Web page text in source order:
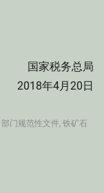
国家税务总局
2018年4月20日
部门规范性文件, 铁矿石